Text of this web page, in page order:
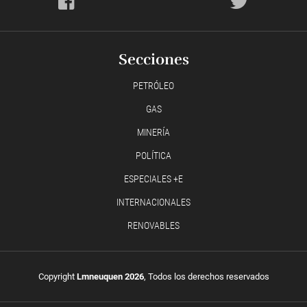
Secciones
PETRÓLEO
GAS
MINERÍA
POLÍTICA
ESPECIALES +E
INTERNACIONALES
RENOVABLES
Copyright Lmneuquen 2026, Todos los derechos reservados